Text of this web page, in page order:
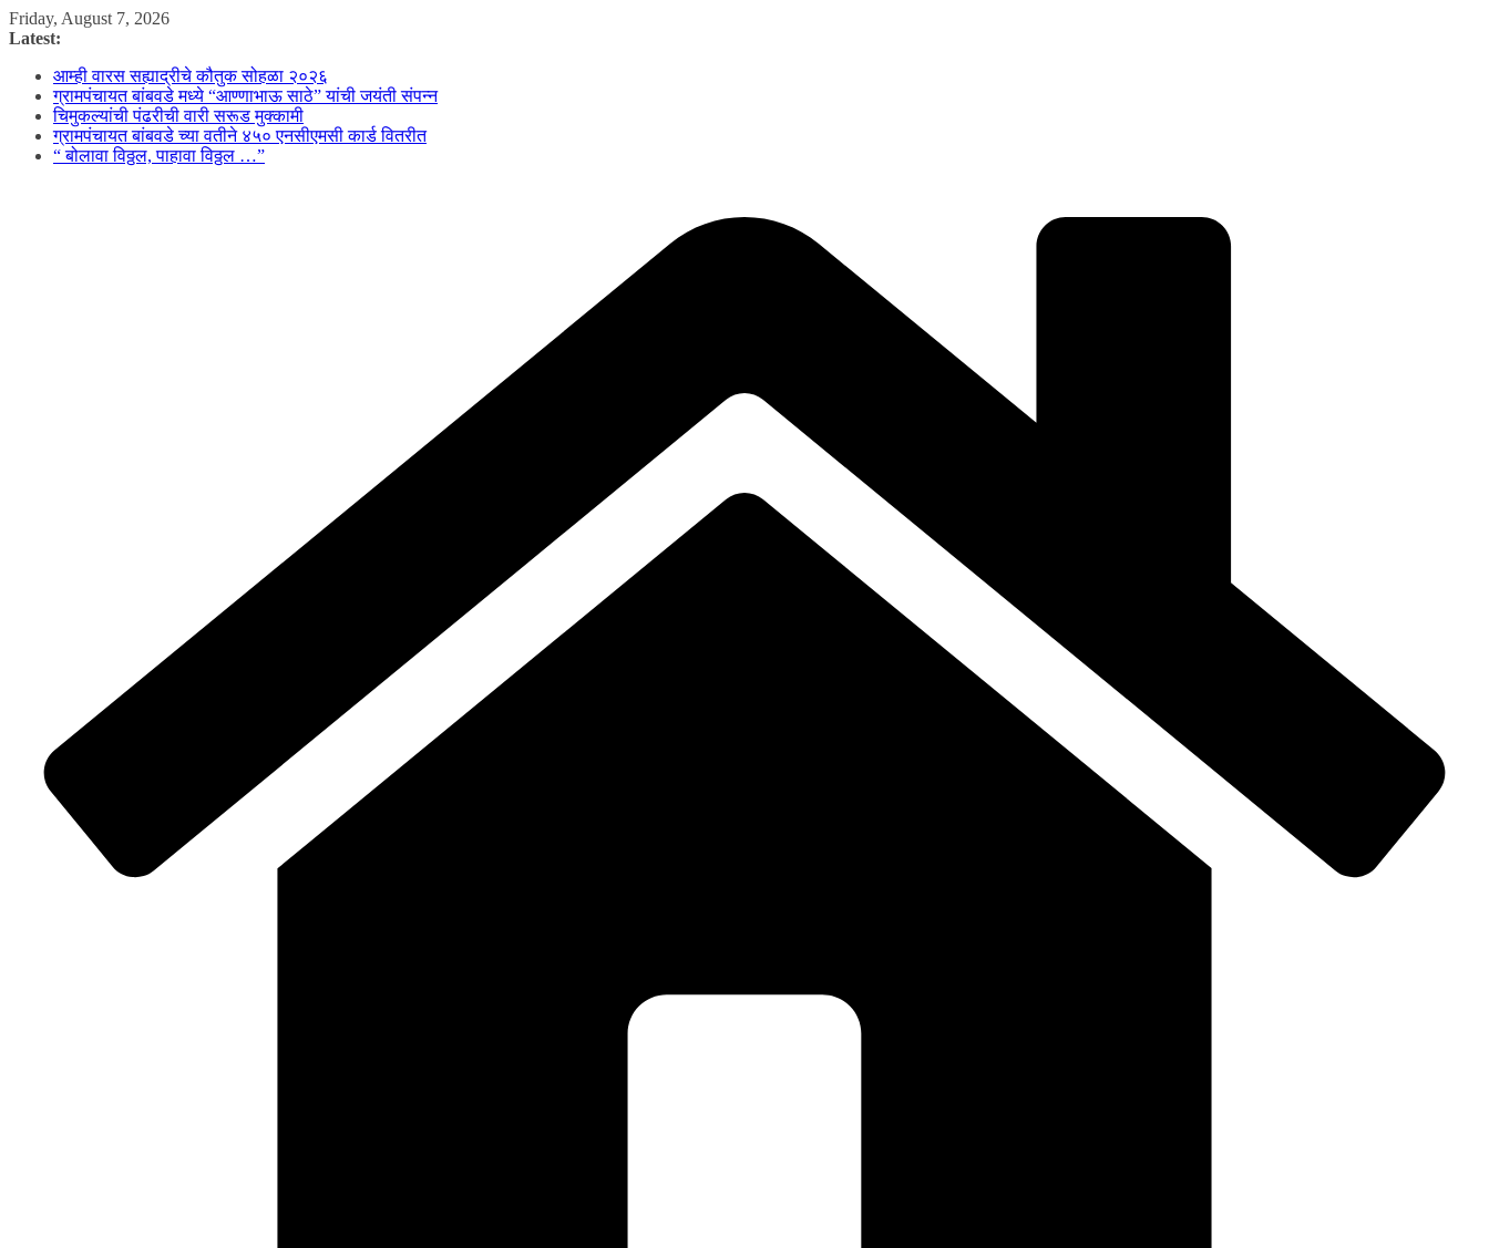
Skip
to
Friday, August 7, 2026
Latest:
आम्ही वारस सह्याद्रीचे कौतुक सोहळा २०२६
ग्रामपंचायत बांबवडे मध्ये “आण्णाभाऊ साठे” यांची जयंती संपन्न
चिमुकल्यांची पंढरीची वारी सरूड मुक्कामी
ग्रामपंचायत बांबवडे च्या वतीने ४५० एनसीएमसी कार्ड वितरीत
“ बोलावा विठ्ठल, पाहावा विठ्ठल …”